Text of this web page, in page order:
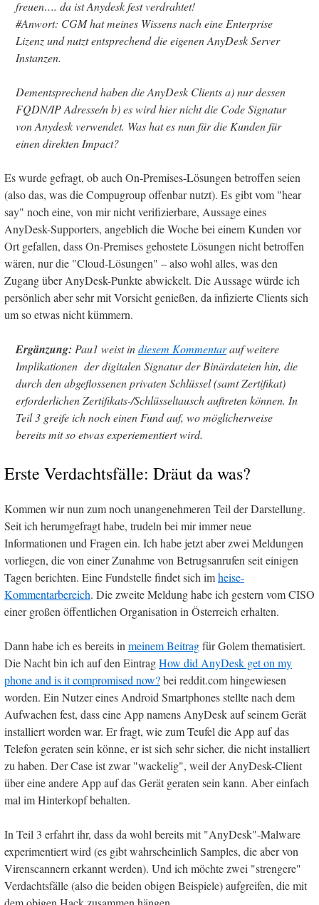
freuen…. da ist Anydesk fest verdrahtet!
#Anwort: CGM hat meines Wissens nach eine Enterprise
Lizenz und nutzt entsprechend die eigenen AnyDesk Server
Instanzen.
Dementsprechend haben die AnyDesk Clients a) nur dessen
FQDN/IP Adresse/n b) es wird hier nicht die Code Signatur
von Anydesk verwendet. Was hat es nun für die Kunden für
einen direkten Impact?
Es wurde gefragt, ob auch On-Premises-Lösungen betroffen seien
(also das, was die Compugroup offenbar nutzt). Es gibt vom "hear
say" noch eine, von mir nicht verifizierbare, Aussage eines
AnyDesk-Supporters, angeblich die Woche bei einem Kunden vor
Ort gefallen, dass On-Premises gehostete Lösungen nicht betroffen
wären, nur die "Cloud-Lösungen" – also wohl alles, was den
Zugang über AnyDesk-Punkte abwickelt. Die Aussage würde ich
persönlich aber sehr mit Vorsicht genießen, da infizierte Clients sich
um so etwas nicht kümmern.
Ergänzung: Pau1 weist indiesem Kommentarauf weitere
Implikationen der digitalen Signatur der Binärdateien hin, die
durch den abgeflossenen privaten Schlüssel (samt Zertifikat)
erforderlichen Zertifikats-/Schlüsseltausch auftreten können. In
Teil 3 greife ich noch einen Fund auf, wo möglicherweise
bereits mit so etwas experiementiert wird.
Erste Verdachtsfälle: Dräut da was?
Kommen wir nun zum noch unangenehmeren Teil der Darstellung.
Seit ich herumgefragt habe, trudeln bei mir immer neue
Informationen und Fragen ein. Ich habe jetzt aber zwei Meldungen
vorliegen, die von einer Zunahme von Betrugsanrufen seit einigen
Tagen berichten. Eine Fundstelle findet sich imheise-
Kommentarbereich. Die zweite Meldung habe ich gestern vom CISO
einer großen öffentlichen Organisation in Österreich erhalten.
Dann habe ich es bereits in meinem Beitragfür Golem thematisiert.
Die Nacht bin ich auf den EintragHow did AnyDesk get on my
phone and is it compromised now?bei reddit.com hingewiesen
worden. Ein Nutzer eines Android Smartphones stellte nach dem
Aufwachen fest, dass eine App namens AnyDesk auf seinem Gerät
installiert worden war. Er fragt, wie zum Teufel die App auf das
Telefon geraten sein könne, er ist sich sehr sicher, die nicht installiert
zu haben. Der Case ist zwar "wackelig", weil der AnyDesk-Client
über eine andere App auf das Gerät geraten sein kann. Aber einfach
mal im Hinterkopf behalten.
In Teil 3 erfahrt ihr, dass da wohl bereits mit "AnyDesk"-Malware
experimentiert wird (es gibt wahrscheinlich Samples, die aber von
Virenscannern erkannt werden). Und ich möchte zwei "strengere"
Verdachtsfälle (also die beiden obigen Beispiele) aufgreifen, die mit